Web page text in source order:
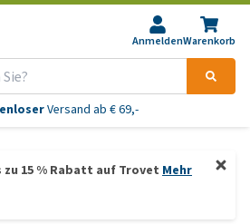
AnmeldenWarenkorb
Versand ab € 69,-
zu 15 % Rabatt auf Trovet Mehr